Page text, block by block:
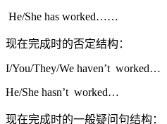
He/She has worked……
现在完成时的否定结构：
I/You/They/We haven’t worked…
He/She hasn’t worked…
现在完成时的一般疑问句结构：